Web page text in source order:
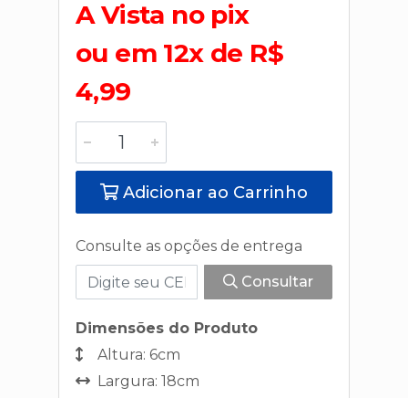
A Vista no pix
ou em 12x de R$
4,99
Adicionar ao Carrinho
Consulte as opções de entrega
Consultar
Dimensões do Produto
Altura: 6cm
Largura: 18cm